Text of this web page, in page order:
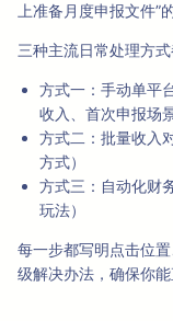
上准备月度申报文件”
三种主流日常处理方式
方式一：手动单平
收入、首次申报场景
方式二：批量收入
方式）
方式三：自动化财
玩法）
每一步都写明点击位
级解决办法，确保你能